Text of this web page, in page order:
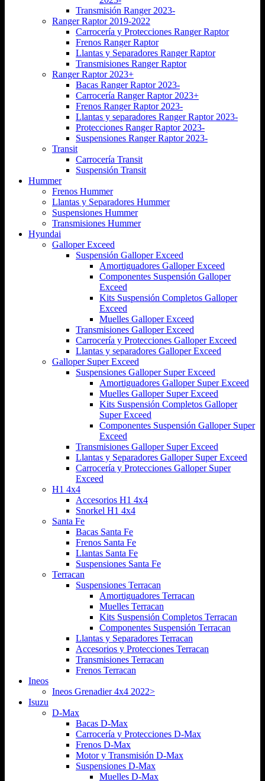
Transmisión Ranger 2023-
Ranger Raptor 2019-2022
Carrocería y Protecciones Ranger Raptor
Frenos Ranger Raptor
Llantas y Separadores Ranger Raptor
Transmisiones Ranger Raptor
Ranger Raptor 2023+
Bacas Ranger Raptor 2023-
Carrocería Ranger Raptor 2023+
Frenos Ranger Raptor 2023-
Llantas y separadores Ranger Raptor 2023-
Protecciones Ranger Raptor 2023-
Suspensiones Ranger Raptor 2023-
Transit
Carrocería Transit
Suspensión Transit
Hummer
Frenos Hummer
Llantas y Separadores Hummer
Suspensiones Hummer
Transmisiones Hummer
Hyundai
Galloper Exceed
Suspensión Galloper Exceed
Amortiguadores Galloper Exceed
Componentes Suspensión Galloper
Exceed
Kits Suspensión Completos Galloper
Exceed
Muelles Galloper Exceed
Transmisiones Galloper Exceed
Carrocería y Protecciones Galloper Exceed
Llantas y separadores Galloper Exceed
Galloper Super Exceed
Suspensiones Galloper Super Exceed
Amortiguadores Galloper Super Exceed
Muelles Galloper Super Exceed
Kits Suspensión Completos Galloper
Super Exceed
Componentes Suspensión Galloper Super
Exceed
Transmisiones Galloper Super Exceed
Llantas y Separadores Galloper Super Exceed
Carrocería y Protecciones Galloper Super
Exceed
H1 4x4
Accesorios H1 4x4
Snorkel H1 4x4
Santa Fe
Bacas Santa Fe
Frenos Santa Fe
Llantas Santa Fe
Suspensiones Santa Fe
Terracan
Suspensiones Terracan
Amortiguadores Terracan
Muelles Terracan
Kits Suspensión Completos Terracan
Componentes Suspensión Terracan
Llantas y Separadores Terracan
Accesorios y Protecciones Terracan
Transmisiones Terracan
Frenos Terracan
Ineos
Ineos Grenadier 4x4 2022>
Isuzu
D-Max
Bacas D-Max
Carrocería y Protecciones D-Max
Frenos D-Max
Motor y Transmisión D-Max
Suspensiones D-Max
Muelles D-Max